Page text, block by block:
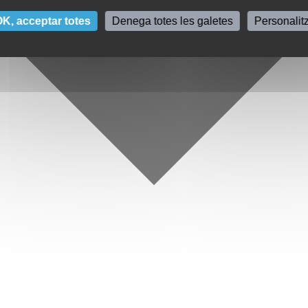
acceptar totes Denega totes les galetes